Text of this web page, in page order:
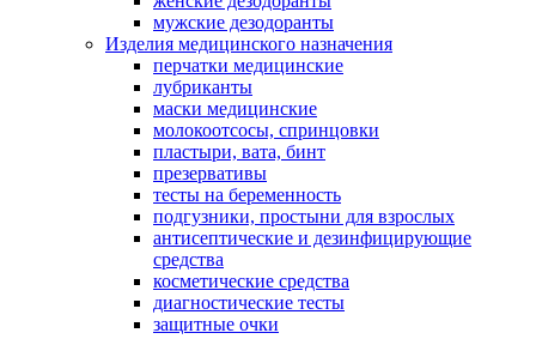
мужские дезодоранты
Изделия медицинского назначения
перчатки медицинские
лубриканты
маски медицинские
молокоотсосы, спринцовки
пластыри, вата, бинт
презервативы
тесты на беременность
подгузники, простыни для взрослых
антисептические и дезинфицирующие
средства
косметические средства
диагностические тесты
защитные очки